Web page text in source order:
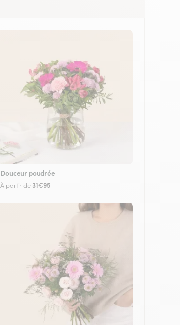
Douceur poudrée
À partir de 31€95